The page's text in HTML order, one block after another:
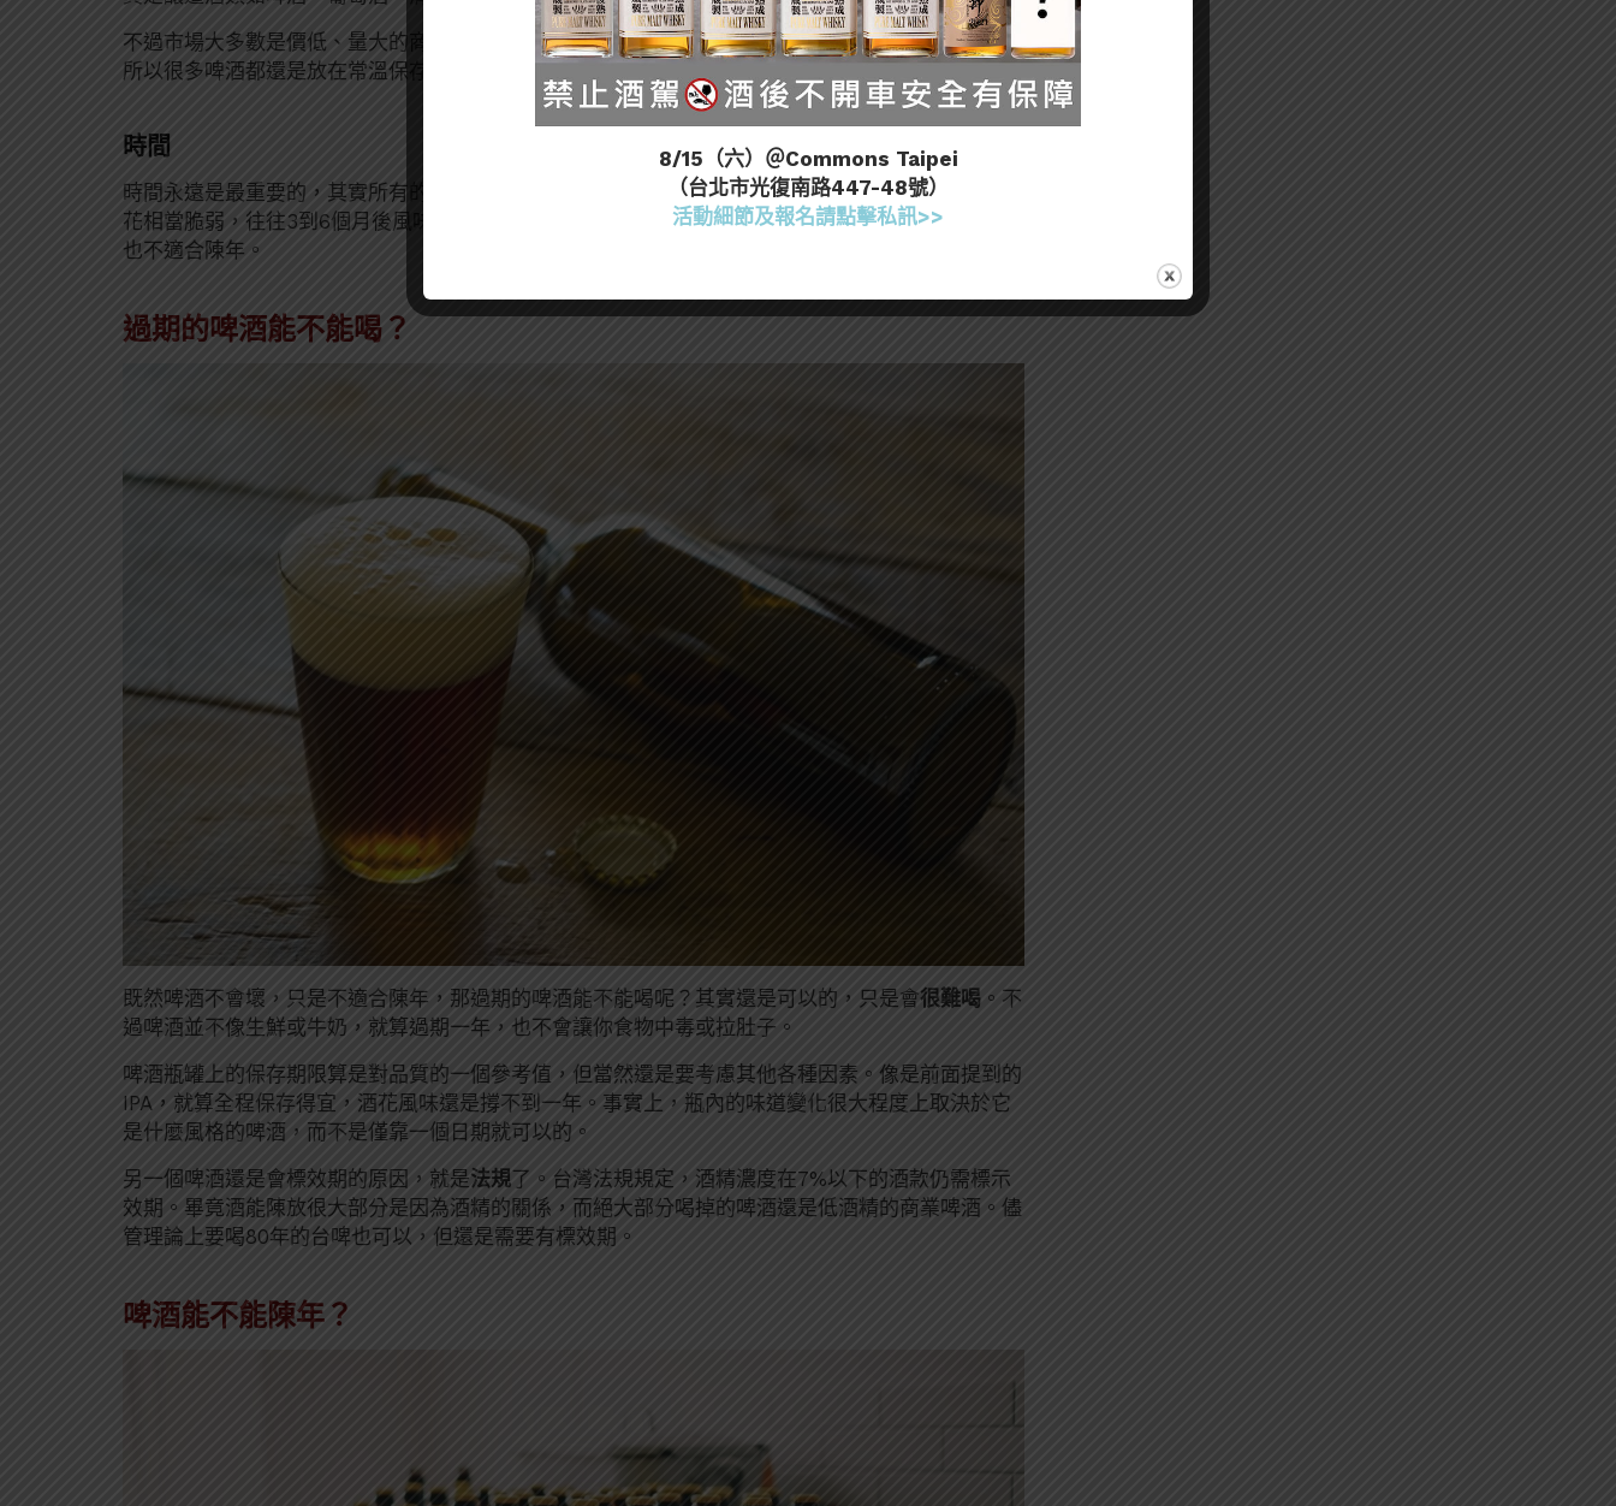
不過市場大多數是價低、量大的商業啤酒，如果所有的啤酒都要冷藏的話，會佔掉太多空間與成本，
所以很多啤酒都還是放在常溫保存的，尤其
時間
時間永遠是最重要的，其實所有的因素都和時間有關。但在啤酒中，時間的因素更為重要，因為啤酒
花相當脆弱，往往3到6個月後風味就會開始衰退，所以像IPA這種強調啤酒花的類型，即使保存得宜
也不適合陳年。
過期的啤酒能不能喝？
既然啤酒不會壞，只是不適合陳年，那過期的啤酒能不能喝呢？其實還是可以的，只是會很難喝 。不
過啤酒並不像生鮮或牛奶，就算過期一年，也不會讓你食物中毒或拉肚子。
啤酒瓶罐上的保存期限算是對品質的一個參考值，但當然還是要考慮其他各種因素。像是前面提到的
IPA，就算全程保存得宜，酒花風味還是撐不到一年。事實上，瓶內的味道變化很大程度上取決於它
是什麼風格的啤酒，而不是僅靠一個日期就可以的。
另一個啤酒還是會標效期的原因，就是法規了。台灣法規規定，酒精濃度在7%以下的酒款仍需標示
效期。畢竟酒能陳放很大部分是因為酒精的關係，而絕大部分喝掉的啤酒還是低酒精的商業啤酒。儘
管理論上要喝80年的台啤也可以，但還是需要有標效期。
啤酒能不能陳年？
8/15（六）＠Commons Taipei
（台北市光復南路447-48號）
活動細節及報名請點擊私訊>>